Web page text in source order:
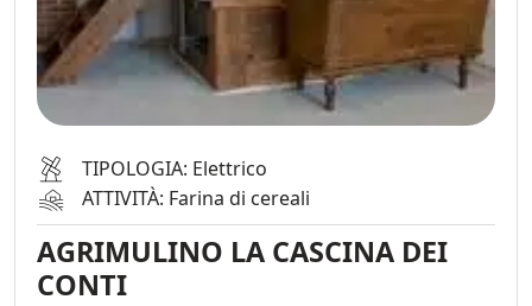
TIPOLOGIA: Elettrico
ATTIVITÀ: Farina di cereali
AGRIMULINO LA CASCINA DEI
CONTI